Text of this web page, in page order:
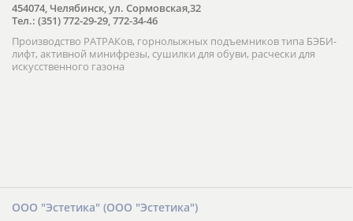
454074, Челябинск, ул. Сормовская,32
Тел.: (351) 772-29-29, 772-34-46
Производство РАТРАКов, горнолыжных подъемников типа БЭБИ-
лифт, активной минифрезы, сушилки для обуви, расчески для
искусственного газона
ООО "Эстетика" (ООО "Эстетика")